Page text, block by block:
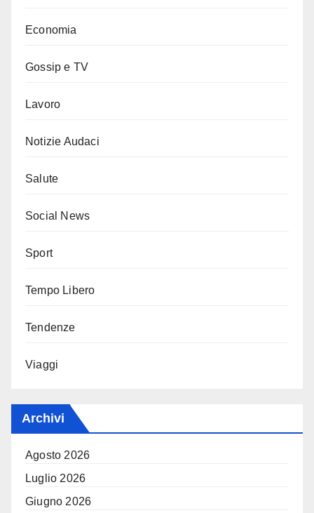
Economia
Gossip e TV
Lavoro
Notizie Audaci
Salute
Social News
Sport
Tempo Libero
Tendenze
Viaggi
Archivi
Agosto 2026
Luglio 2026
Giugno 2026